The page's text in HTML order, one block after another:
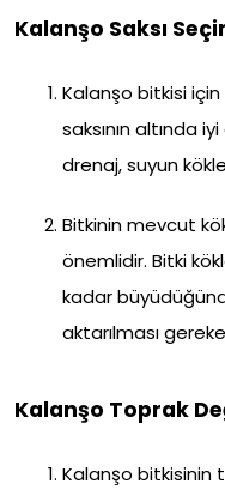
Kalanşo Saksı
Kalanşo bitkisi
saksının altında
drenaj, suyun
Bitkinin mevcut
önemlidir. Bitki
kadar
aktarılması
Kalanşo Toprak
Kalanşo bitkisinin